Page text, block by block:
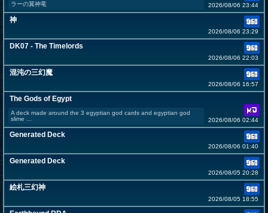
ラーの翼神竜 2026/08/06 23:44
神
2026/08/06 23:29
DK07 - The Timelords
2026/08/06 22:03
混沌の三幻魔
2026/08/06 16:57
The Gods of Egypt
A deck made around the 3 egyptian god cards and egyptian god
slime ...
2026/08/06 02:44
Generated Deck
2026/08/06 01:40
Generated Deck
2026/08/05 20:28
絵札三幻神
2026/08/05 18:55